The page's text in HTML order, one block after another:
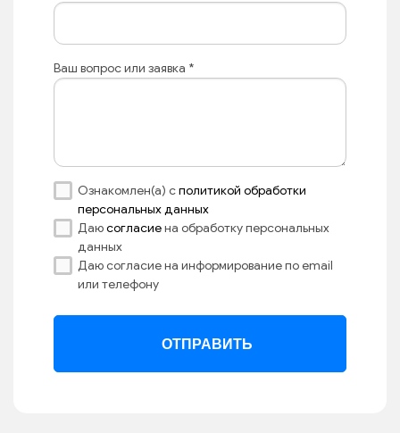
Ваш вопрос или заявка *
Ознакомлен(а) сполитикой обработки
персональных данных
Даюсогласиена обработку персональных
данных
Даю согласие на информирование по email
или телефону